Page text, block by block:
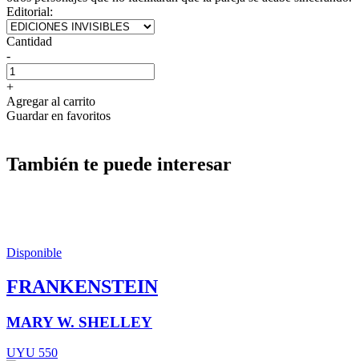
Editorial:
Cantidad
-
+
Agregar al carrito
Guardar en favoritos
También te puede interesar
Disponible
FRANKENSTEIN
MARY W. SHELLEY
UYU 550